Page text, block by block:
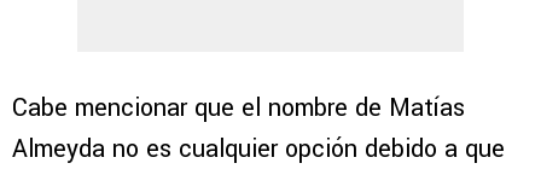
Cabe mencionar que el nombre de Matías
Almeyda no es cualquier opción debido a que